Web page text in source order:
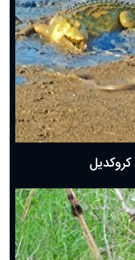
کروکدیل